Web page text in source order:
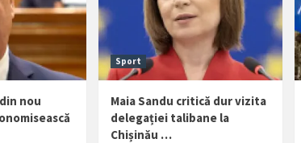
nou
Sport
Maia Sandu critică dur vizita
delegației talibane la
Chișinău …